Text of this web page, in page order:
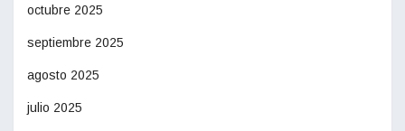
octubre 2025
septiembre 2025
agosto 2025
julio 2025